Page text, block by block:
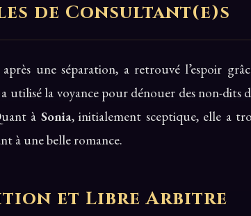
de Consultant(e)s
une séparation, a retrouvé l’espoir
utilisé la voyance pour dénouer des non-dits
à Sonia, initialement sceptique, elle a
à une belle romance.
et Libre Arbitre